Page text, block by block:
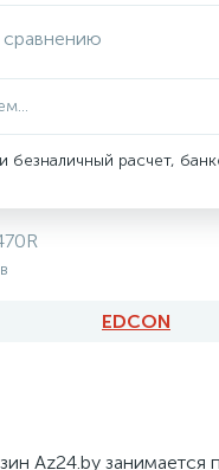
сравнению
безналичный расчет,
EDCON